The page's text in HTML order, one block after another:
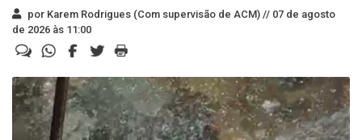
por Karem Rodrigues (Com supervisão de ACM) // 07 de agosto
de 2026 às 11:00